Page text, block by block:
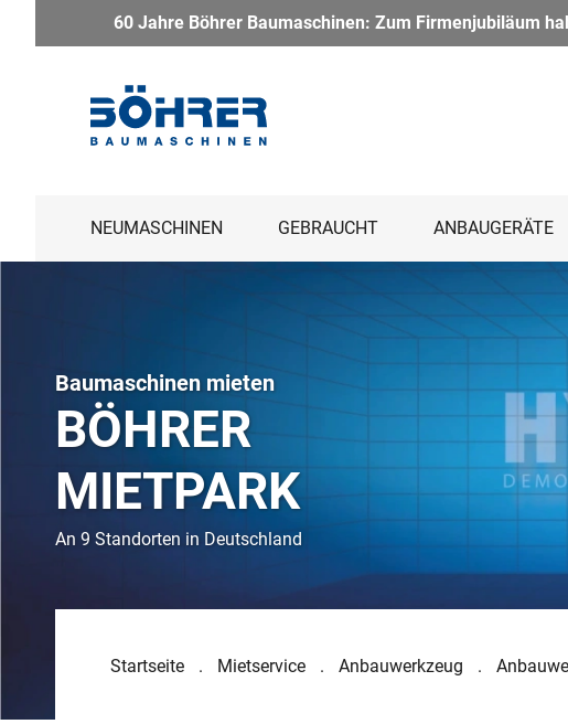
Zum Firmenjubiläum haben wir ein besonderes
NEUMASCHINEN GEBRAUCHT ANBAUGERÄTE
Baumaschinen mieten
BÖHRER
MIETPARK
An 9 Standorten in Deutschland
Startseite Mietservice Anbauwerkzeug